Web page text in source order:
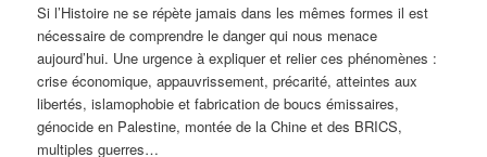
Si l’Histoire ne se répète jamais dans les mêmes formes il est
nécessaire de comprendre le danger qui nous menace
aujourd’hui. Une urgence à expliquer et relier ces phénomènes :
crise économique, appauvrissement, précarité, atteintes aux
libertés, islamophobie et fabrication de boucs émissaires,
génocide en Palestine, montée de la Chine et des BRICS,
multiples guerres…